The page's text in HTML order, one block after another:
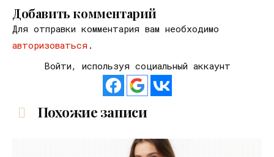
Добавить комментарий
Для отправки комментария вам необходимо
авторизоваться .
Войти, используя социальный аккаунт
Похожие записи